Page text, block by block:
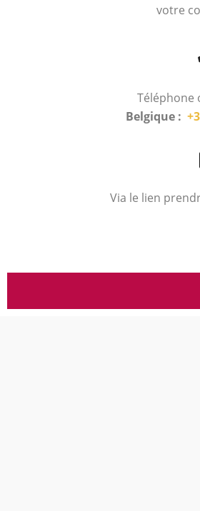
votre
Téléphone
Belgique :
Via le lien